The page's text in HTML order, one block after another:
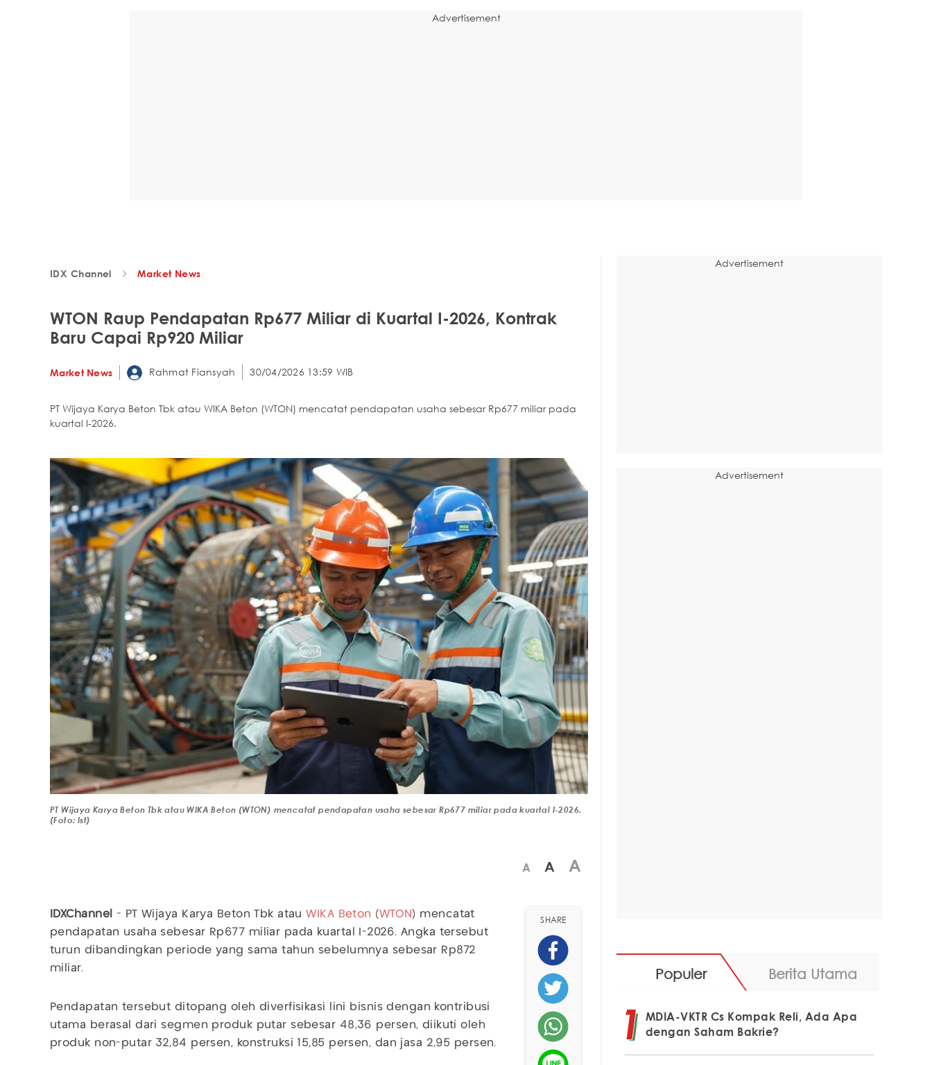
Advertisement
IDX Channel Market News
WTON Raup Pendapatan Rp677 Miliar di Kuartal I-2026, Kontrak
Baru Capai Rp920 Miliar
Market News Rahmat Fiansyah 30/04/2026 13:59 WIB
PT Wijaya Karya Beton Tbk atau WIKA Beton (WTON) mencatat pendapatan usaha sebesar Rp677 miliar pada
kuartal I-2026.
PT Wijaya Karya Beton Tbk atau WIKA Beton (WTON) mencatat pendapatan usaha sebesar Rp677 miliar pada kuartal I-2026.
(Foto: Ist)
A A A
IDXChannel - PT Wijaya Karya Beton Tbk atauWIKA Beton (WTON ) mencatat
pendapatan usaha sebesar Rp677 miliar pada kuartal I-2026. Angka tersebut
turun dibandingkan periode yang sama tahun sebelumnya sebesar Rp872
miliar.
Pendapatan tersebut ditopang oleh diverfisikasi lini bisnis dengan kontribusi
utama berasal dari segmen produk putar sebesar 48,36 persen, diikuti oleh
produk non-putar 32,84 persen, konstruksi 15,85 persen, dan jasa 2,95 persen.
SHARE
Advertisement
Advertisement
Populer Berita Utama
MDIA-VKTR Cs Kompak Reli, Ada Apa
dengan Saham Bakrie?